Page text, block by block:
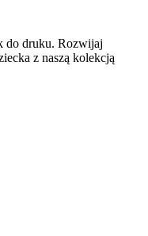
do druku. Rozwijaj
z naszą kolekcją